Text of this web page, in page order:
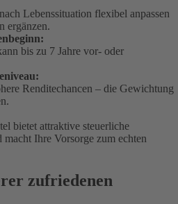
Lebenssituation flexibel anpassen
ergänzen.
bis zu 7 Jahre vor- oder
Renditechancen – die Gewichtung
bietet attraktive steuerliche
Ihre Vorsorge zum echten
zufriedenen